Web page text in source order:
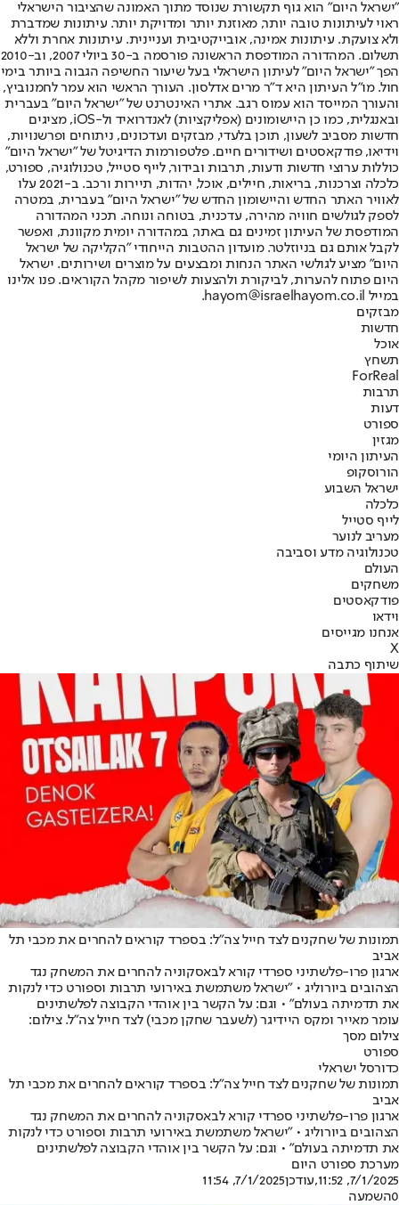
"ישראל היום" הוא גוף תקשורת שנוסד מתוך האמונה שהציבור הישראלי
ראוי לעיתונות טובה יותר, מאוזנת יותר ומדויקת יותר. עיתונות שמדברת
ולא צועקת. עיתונות אמינה, אובייקטיבית ועניינית. עיתונות אחרת וללא
תשלום. המהדורה המודפסת הראשונה פורסמה ב-30 ביולי 2007, וב-2010
הפך "ישראל היום" לעיתון הישראלי בעל שיעור החשיפה הגבוה ביותר בימי
חול. מו"ל העיתון היא ד"ר מרים אדלסון. העורך הראשי הוא עמר לחמנוביץ,
והעורך המייסד הוא עמוס רגב. אתרי האינטרנט של "ישראל היום" בעברית
ובאנגלית, כמו כן היישומונים (אפליקציות) לאנדרואיד ול-iOS, מציגים
חדשות מסביב לשעון, תוכן בלעדי, מבזקים ועדכונים, ניתוחים ופרשנויות,
וידיאו, פודקאסטים ושידורים חיים. פלטפורמות הדיגיטל של "ישראל היום"
כוללות ערוצי חדשות ודעות, תרבות ובידור, לייף סטייל, טכנולוגיה, ספורט,
כלכלה וצרכנות, בריאות, חיילים, אוכל, יהדות, תיירות ורכב. ב-2021 עלו
לאוויר האתר החדש והיישומון החדש של "ישראל היום" בעברית, במטרה
לספק לגולשים חוויה מהירה, עדכנית, בטוחה ונוחה. תכני המהדורה
המודפסת של העיתון זמינים גם באתר, במהדורה יומית מקוונת, ואפשר
לקבל אותם גם בניוזלטר. מועדון ההטבות הייחודי "הקליקה של ישראל
היום" מציע לגולשי האתר הנחות ומבצעים על מוצרים ושירותים. ישראל
היום פתוח להערות, לביקורת ולהצעות לשיפור מקהל הקוראים. פנו אלינו
במייל hayom@israelhayom.co.il.
מבזקים
חדשות
אוכל
תשחץ
ForReal
תרבות
דעות
ספורט
מגזין
העיתון היומי
הורוסקופ
ישראל השבוע
כלכלה
לייף סטייל
מעריב לנוער
טכנולוגיה מדע וסביבה
העולם
משחקים
פודקאסטים
וידאו
אנחנו מגייסים
X
שיתוף כתבה
תמונות של שחקנים לצד חייל צה"ל: בספרד קוראים להחרים את מכבי תל
אביב
ארגון פרו-פלשתיני ספרדי קורא לבאסקוניה להחרים את המשחק נגד
הצהובים ביורוליג • "ישראל משתמשת באירועי תרבות וספורט כדי לנקות
את תדמיתה בעולם" • וגם: על הקשר בין אוהדי הקבוצה לפלשתינים
עומר מאייר ומקס היידיגר (לשעבר שחקן מכבי) לצד חייל צה"ל. צילום:
צילום מסך
ספורט
כדורסל ישראלי
תמונות של שחקנים לצד חייל צה"ל: בספרד קוראים להחרים את מכבי תל
אביב
ארגון פרו-פלשתיני ספרדי קורא לבאסקוניה להחרים את המשחק נגד
הצהובים ביורוליג • "ישראל משתמשת באירועי תרבות וספורט כדי לנקות
את תדמיתה בעולם" • וגם: על הקשר בין אוהדי הקבוצה לפלשתינים
מערכת ספורט היום
7/1/2025, 11:52
,עודכן7/1/2025, 11:54
0השמעה